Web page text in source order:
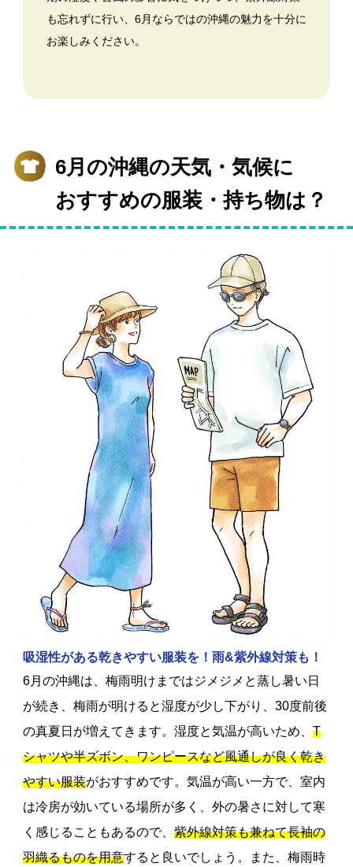
も忘れずに行い、6月ならではの沖縄の魅力を十分に
お楽しみください。
6月の沖縄の天気・気候に
おすすめの服装・持ち物は？
吸湿性がある乾きやすい服装を！雨&紫外線対策も！
6月の沖縄は、梅雨明けまではジメジメと蒸し暑い日
が続き、梅雨が明けると湿度が少し下がり、30度前後
の真夏日が増えてきます。湿度と気温が高いため、T
シャツや半ズボン、ワンピースなど風通しが良く乾き
やすい服装がおすすめです。気温が高い一方で、室内
は冷房が効いている場所が多く、外の暑さに対して寒
く感じることもあるので、紫外線対策も兼ねて長袖の
羽織るものを用意すると良いでしょう。また、梅雨時